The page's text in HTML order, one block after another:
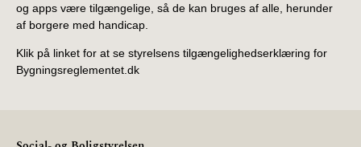
og apps være tilgængelige, så de kan bruges af alle, herunder
af borgere med handicap.
Klik på linket for at se styrelsens tilgængelighedserklæring for
Bygningsreglementet.dk